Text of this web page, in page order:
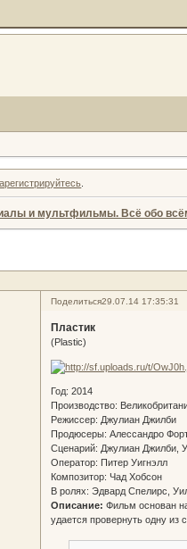
и мультфильмы. Всё обо
Поделиться29.07.14 17:35:31
Пластик
(Plastic)
Год: 2014
Производство:
Режиссер: Джулиан Джилби
Продюсеры: Алессандро
Сценарий: Джулиан Джилби,
Оператор: Питер Уигнэлл
Композитор: Чад Хобсон
В ролях: Эдвард Спелирс,
Описание: Фильм основан
удается провернуть одну из